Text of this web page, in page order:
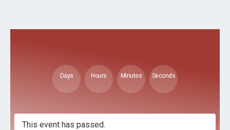
Days Hours Minutes Seconds
This event has passed.